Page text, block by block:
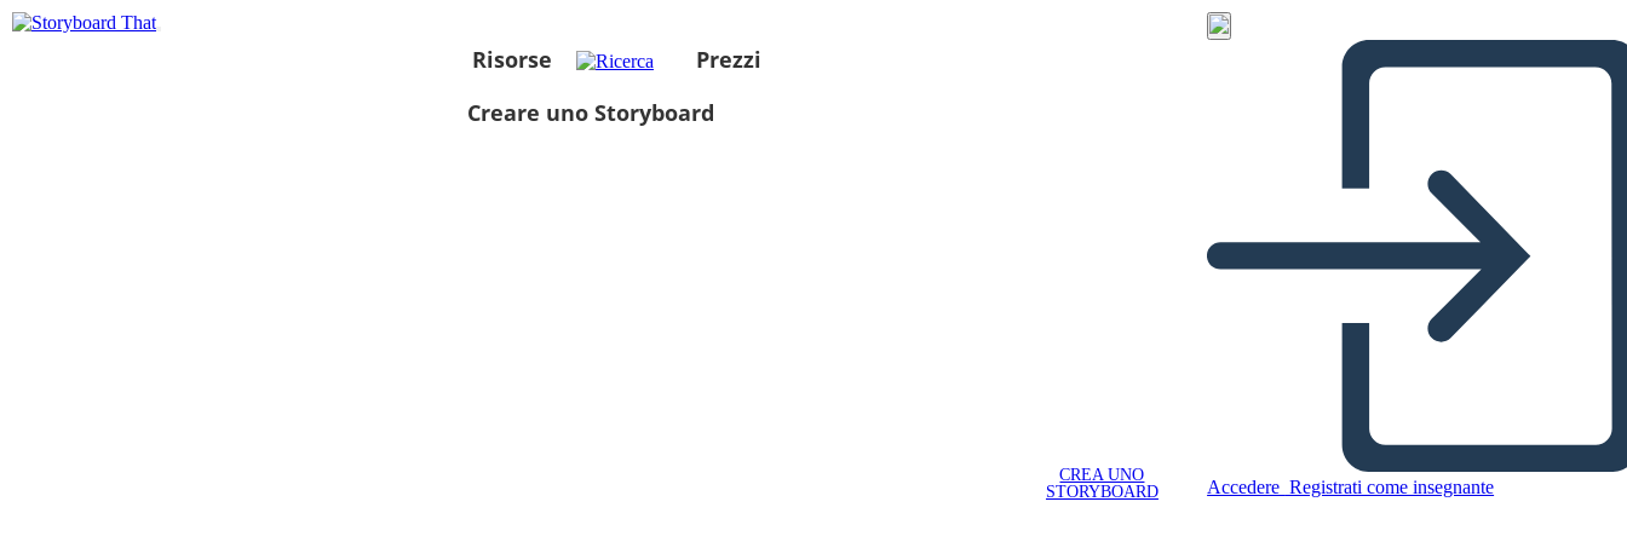
Risorse
Prezzi
Creare uno Storyboard
CREA UNO
STORYBOARD
Accedere Registrati come insegnante